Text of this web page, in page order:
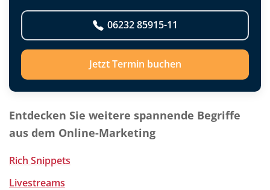
06232 85915-11
Jetzt Termin buchen
Entdecken Sie weitere spannende Begriffe
aus dem Online-Marketing
Rich Snippets
Livestreams